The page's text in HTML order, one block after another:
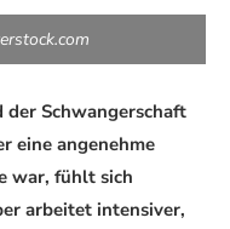
der Schwangerschaft
eine angenehme
war, fühlt sich
arbeitet intensiver,